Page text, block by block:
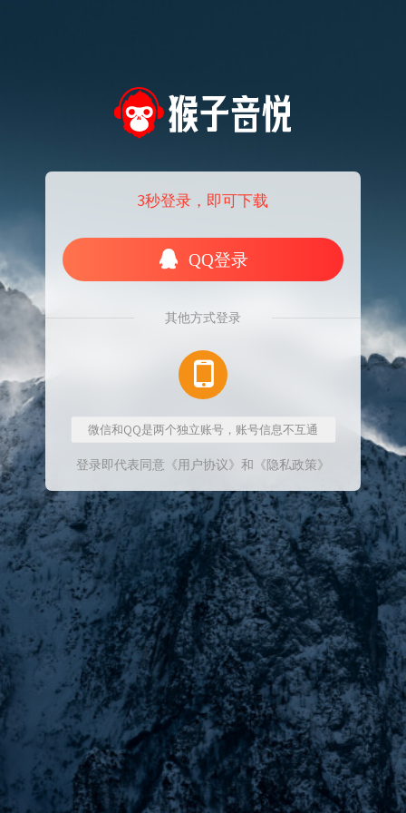
3秒登录，即可下载
QQ登录
其他方式登录
微信和QQ是两个独立账号，账号信息不互通
登录即代表同意 《用户协议》 和 《隐私政策》